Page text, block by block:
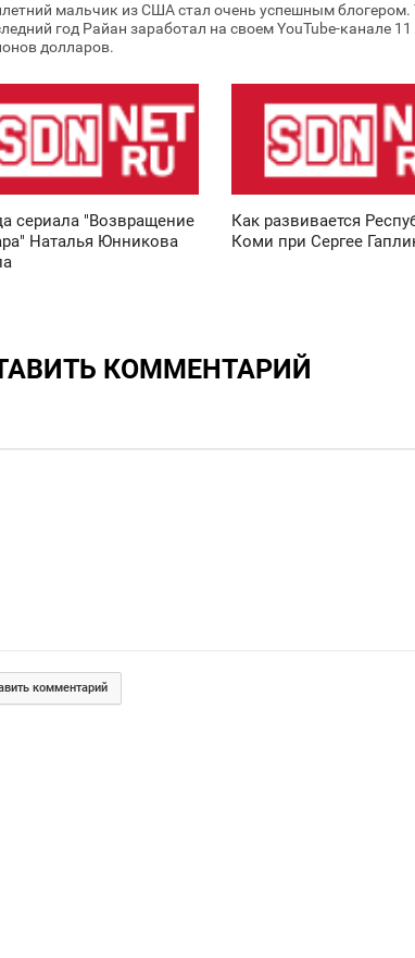
мальчик из США стал очень успешным блогером.
год Райан заработал на своем YouTube-канале 11
долларов.
сериала "Возвращение
Наталья Юнникова
19:18
Как развивается
Коми при Сергее
КОММЕНТАРИЙ
комментарий